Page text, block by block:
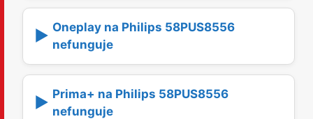
▶️ Oneplay na Philips 58PUS8556
nefunguje
▶️ Prima+ na Philips 58PUS8556
nefunguje